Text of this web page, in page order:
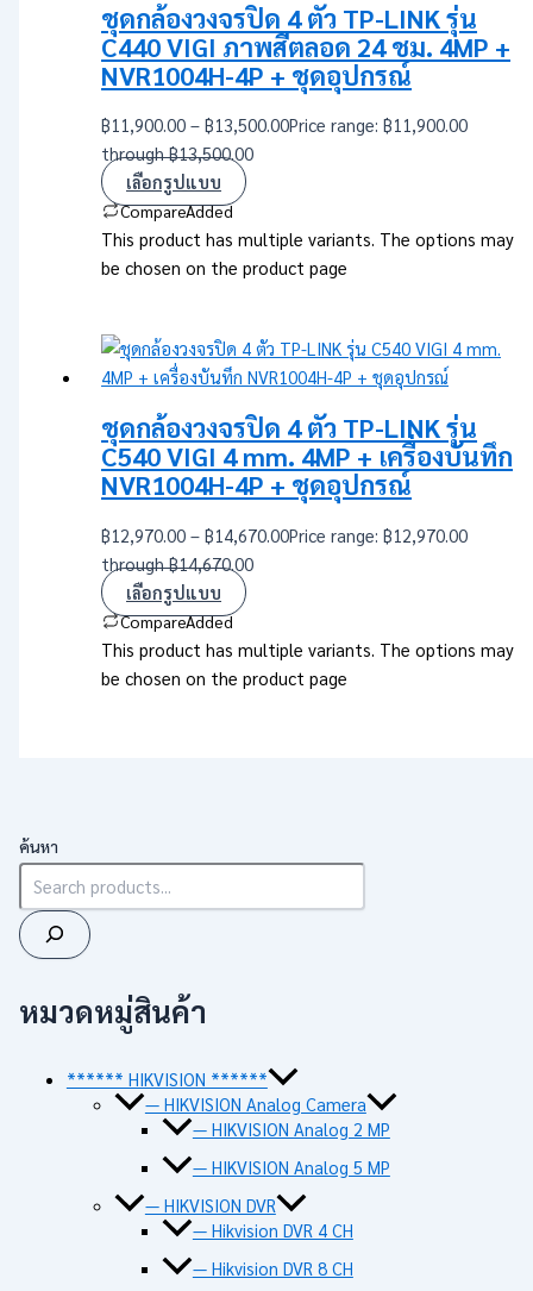
ค้นหา
หมวดหมู่สินค้า
****** HIKVISION ******
— HIKVISION Analog Camera
— HIKVISION Analog 2 MP
— HIKVISION Analog 5 MP
— HIKVISION DVR
— Hikvision DVR 4 CH
— Hikvision DVR 8 CH
ชุดกล้องวงจรปิด 4 ตัว TP-LINK รุ่น
C440 VIGI ภาพสีตลอด 24 ชม. 4MP +
NVR1004H-4P + ชุดอุปกรณ์
฿11,900.00 – ฿13,500.00Price range: ฿11,900.00
through ฿13,500.00
เลือกรูปแบบ
CompareAdded
This product has multiple variants. The options may
be chosen on the product page
ชุดกล้องวงจรปิด 4 ตัว TP-LINK รุ่น
C540 VIGI 4 mm. 4MP + เครื่องบันทึก
NVR1004H-4P + ชุดอุปกรณ์
฿12,970.00 – ฿14,670.00Price range: ฿12,970.00
through ฿14,670.00
เลือกรูปแบบ
CompareAdded
This product has multiple variants. The options may
be chosen on the product page